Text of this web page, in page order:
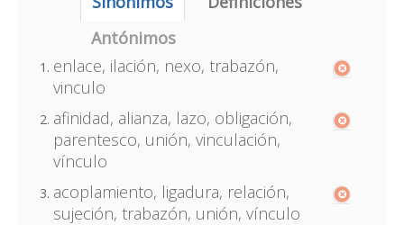
Antónimos
enlace, ilación, nexo, trabazón,
vinculo
afinidad, alianza, lazo, obligación,
parentesco, unión, vinculación,
vínculo
acoplamiento, ligadura, relación,
sujeción, trabazón, unión, vínculo